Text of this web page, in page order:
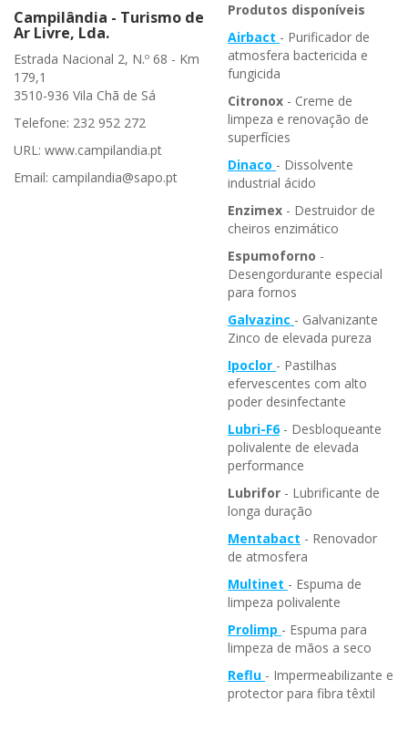
Campilândia - Turismo de
Ar Livre, Lda.
Estrada Nacional 2, N.º 68 - Km
179,1
3510-936 Vila Chã de Sá
Telefone: 232 952 272
URL: www.campilandia.pt
Email: campilandia@sapo.pt
Produtos disponíveis
Airbact - Purificador de
atmosfera bactericida e
fungicida
Citronox - Creme de
limpeza e renovação de
superfícies
Dinaco - Dissolvente
industrial ácido
Enzimex - Destruidor de
cheiros enzimático
Espumoforno -
Desengordurante especial
para fornos
Galvazinc - Galvanizante
Zinco de elevada pureza
Ipoclor - Pastilhas
efervescentes com alto
poder desinfectante
Lubri-F6- Desbloqueante
polivalente de elevada
performance
Lubrifor - Lubrificante de
longa duração
Mentabact - Renovador
de atmosfera
Multinet - Espuma de
limpeza polivalente
Prolimp - Espuma para
limpeza de mãos a seco
Reflu - Impermeabilizante e
protector para fibra têxtil